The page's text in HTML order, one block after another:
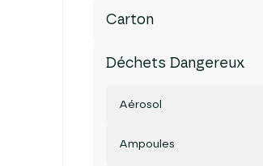
Carton
Déchets Dangereux
Aérosol
Ampoules